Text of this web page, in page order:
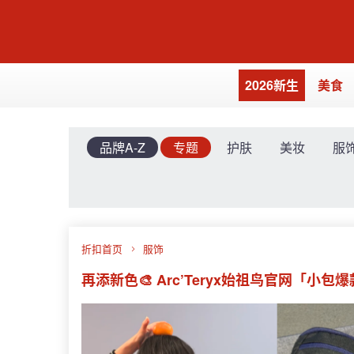
2026新生 美食
品牌A-Z 专题 护肤 美妆 服
折扣首页 服饰
再添新色🎨 Arc’Teryx始祖鸟官网「小包